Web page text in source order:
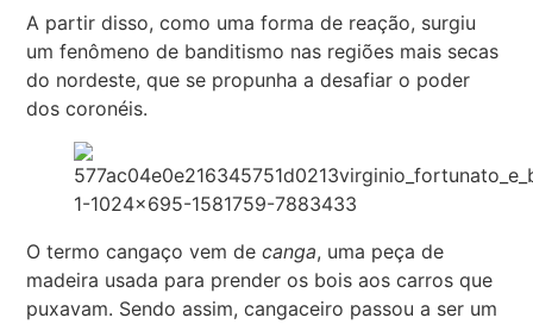
A partir disso, como uma forma de reação, surgiu
um fenômeno de banditismo nas regiões mais secas
do nordeste, que se propunha a desafiar o poder
dos coronéis.
O termo cangaço vem decanga, uma peça de
madeira usada para prender os bois aos carros que
puxavam. Sendo assim, cangaceiro passou a ser um